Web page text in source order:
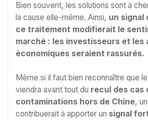
Bien souvent, les solutions sont à
la cause elle-même. Ainsi, un signal
ce traitement modifierait le
marché : les investisseurs et les
économiques seraient rassurés.
Même si il faut bien reconnaître que
viendra avant tout du recul des cas
contaminations hors de Chine,
contribuerait à apporter un signal